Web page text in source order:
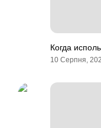
Когда
10 Серпня,